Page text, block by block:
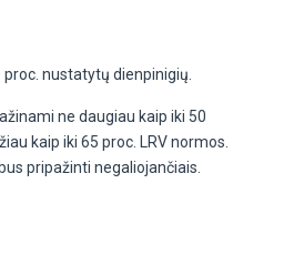
nustatytų dienpinigių.
ne daugiau kaip iki 50
kaip iki 65 proc. LRV normos.
pripažinti negaliojančiais.